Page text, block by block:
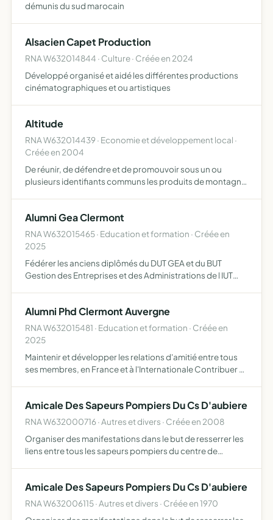
démunis du sud marocain
Alsacien Capet Production
RNA W632014844 · Culture · Créée en 2024
Développé organisé et aidé les différentes productions
cinématographiques et ou artistiques
Altitude
RNA W632014439 · Economie et développement local ·
Créée en 2004
De réunir, de défendre et de promouvoir sous un ou
plusieurs identifiants communs les produits de montagne
Alumni Gea Clermont
RNA W632015465 · Education et formation · Créée en
2025
Fédérer les anciens diplômés du DUT GEA et du BUT
Gestion des Entreprises et des Administrations de l IUT
Alumni Phd Clermont Auvergne
RNA W632015481 · Education et formation · Créée en
2025
Maintenir et développer les relations d'amitié entre tous
ses membres, en France et à l'Internationale Contribuer à
Amicale Des Sapeurs Pompiers Du Cs D'aubiere
RNA W632000716 · Autres et divers · Créée en 2008
Organiser des manifestations dans le but de resserrer les
liens entre tous les sapeurs pompiers du centre de
Amicale Des Sapeurs Pompiers Du Cs D'aubiere
RNA W632006115 · Autres et divers · Créée en 1970